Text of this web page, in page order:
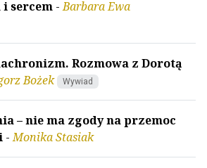
i sercem -Barbara Ewa
Rozmowa z Dorotą
Bożek Wywiad
– nie ma zgody na przemoc
-Monika Stasiak